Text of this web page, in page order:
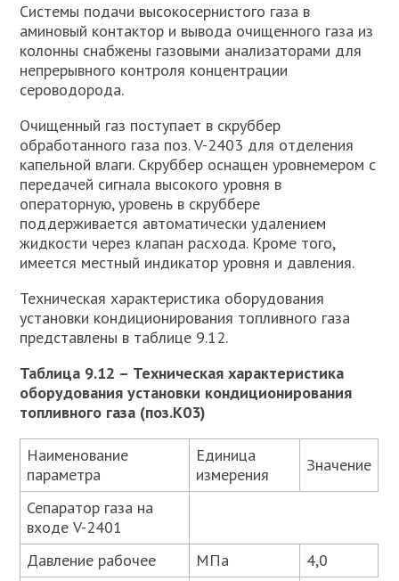
Системы подачи высокосернистого газа в
аминовый контактор и вывода очищенного газа из
колонны снабжены газовыми анализаторами для
непрерывного контроля концентрации
сероводорода.
Очищенный газ поступает в скруббер
обработанного газа поз. V-2403 для отделения
капельной влаги. Скруббер оснащен уровнемером с
передачей сигнала высокого уровня в
операторную, уровень в скруббере
поддерживается автоматически удалением
жидкости через клапан расхода. Кроме того,
имеется местный индикатор уровня и давления.
Техническая характеристика оборудования
установки кондиционирования топливного газа
представлены в таблице 9.12.
Таблица 9.12 – Техническая характеристика
оборудования установки кондиционирования
топливного газа (поз.К03)
Наименование
параметра
Единица
измерения
Значение
Сепаратор газа на
входе V-2401
Давление рабочее
МПа 4,0